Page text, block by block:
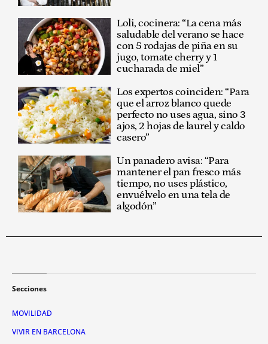
Loli, cocinera: “La cena más
saludable del verano se hace
con 5 rodajas de piña en su
jugo, tomate cherry y 1
cucharada de miel”
Los expertos coinciden: “Para
que el arroz blanco quede
perfecto no uses agua, sino 3
ajos, 2 hojas de laurel y caldo
casero”
Un panadero avisa: “Para
mantener el pan fresco más
tiempo, no uses plástico,
envuélvelo en una tela de
algodón”
Secciones
MOVILIDAD
VIVIR EN BARCELONA